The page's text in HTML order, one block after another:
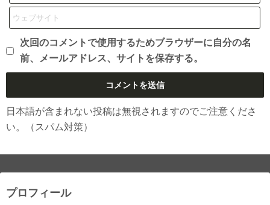
次回のコメントで使用するためブラウザーに自分の名
前、メールアドレス、サイトを保存する。
日本語が含まれない投稿は無視されますのでご注意くださ
い。（スパム対策）
プロフィール